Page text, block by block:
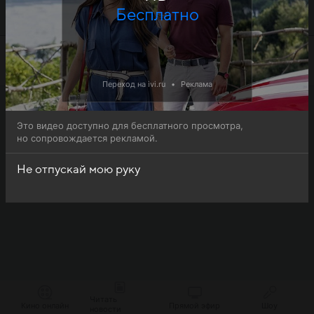
руку (Elimi birakma) доступна для бесплатного онлайн-
Бесплатно
Переход на ivi.ru • Реклама
Это видео доступно для бесплатного просмотра,
но сопровождается рекламой.
Не отпускай мою руку